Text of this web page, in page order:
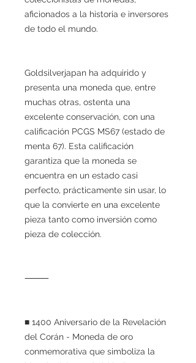
aficionados a la historia e inversores
de todo el mundo.
Goldsilverjapan ha adquirido y
presenta una moneda que, entre
muchas otras, ostenta una
excelente conservación, con una
calificación PCGS MS67 (estado de
menta 67). Esta calificación
garantiza que la moneda se
encuentra en un estado casi
perfecto, prácticamente sin usar, lo
que la convierte en una excelente
pieza tanto como inversión como
pieza de colección.
⸻
■ 1400 Aniversario de la Revelación
del Corán - Moneda de oro
conmemorativa que simboliza la